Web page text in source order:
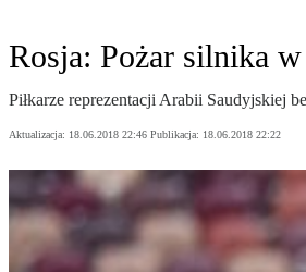
Rosja: Pożar silnika
Piłkarze reprezentacji Arabii Saudyjskiej
Aktualizacja: 18.06.2018 22:46 Publikacja: 18.06.2018 22:22